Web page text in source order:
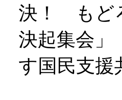
決！ もど
決起集会」
す国民支援